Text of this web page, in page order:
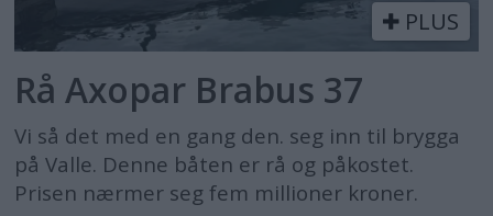
PLUS
Rå Axopar Brabus 37
Vi så det med en gang den. seg inn til brygga
på Valle. Denne båten er rå og påkostet.
Prisen nærmer seg fem millioner kroner.